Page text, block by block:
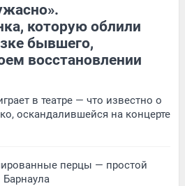
которую облили
бывшего,
восстановлении
в театре — что известно о
оскандалившейся на концерте
перцы — простой